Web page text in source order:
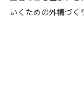
いくための外構づく